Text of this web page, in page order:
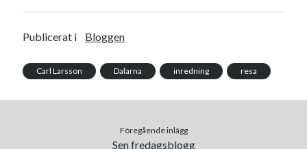
c
b
k
i
t
Publicerat i Bloggen
Carl Larsson Dalarna inredning resa
Föregående inlägg
Sen fredagsblogg